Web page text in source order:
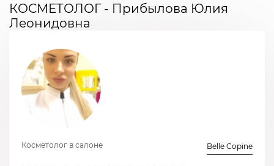
КОСМЕТОЛОГ - Прибылова Юлия
Леонидовна
Косметолог в салоне Belle Copine